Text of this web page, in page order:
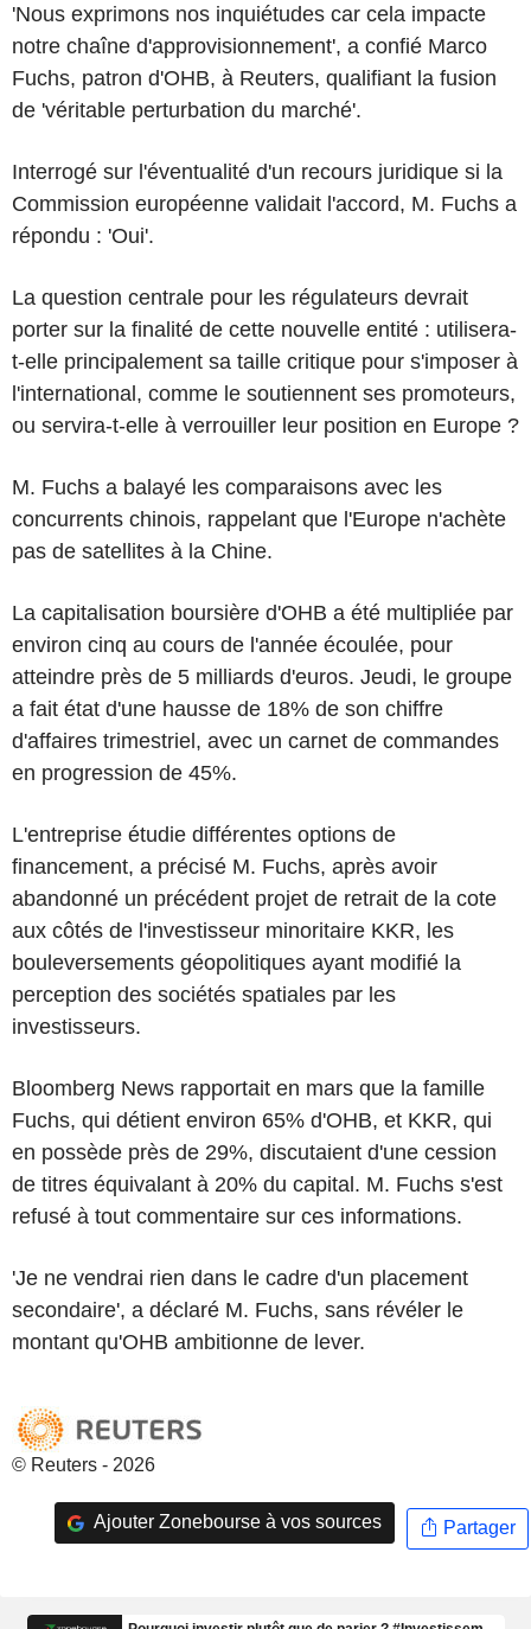
'Nous exprimons nos inquiétudes car cela impacte
notre chaîne d'approvisionnement', a confié Marco
Fuchs, patron d'OHB, à Reuters, qualifiant la fusion
de 'véritable perturbation du marché'.
Interrogé sur l'éventualité d'un recours juridique si la
Commission européenne validait l'accord, M. Fuchs a
répondu : 'Oui'.
La question centrale pour les régulateurs devrait
porter sur la finalité de cette nouvelle entité : utilisera-
t-elle principalement sa taille critique pour s'imposer à
l'international, comme le soutiennent ses promoteurs,
ou servira-t-elle à verrouiller leur position en Europe ?
M. Fuchs a balayé les comparaisons avec les
concurrents chinois, rappelant que l'Europe n'achète
pas de satellites à la Chine.
La capitalisation boursière d'OHB a été multipliée par
environ cinq au cours de l'année écoulée, pour
atteindre près de 5 milliards d'euros. Jeudi, le groupe
a fait état d'une hausse de 18% de son chiffre
d'affaires trimestriel, avec un carnet de commandes
en progression de 45%.
L'entreprise étudie différentes options de
financement, a précisé M. Fuchs, après avoir
abandonné un précédent projet de retrait de la cote
aux côtés de l'investisseur minoritaire KKR, les
bouleversements géopolitiques ayant modifié la
perception des sociétés spatiales par les
investisseurs.
Bloomberg News rapportait en mars que la famille
Fuchs, qui détient environ 65% d'OHB, et KKR, qui
en possède près de 29%, discutaient d'une cession
de titres équivalant à 20% du capital. M. Fuchs s'est
refusé à tout commentaire sur ces informations.
'Je ne vendrai rien dans le cadre d'un placement
secondaire', a déclaré M. Fuchs, sans révéler le
montant qu'OHB ambitionne de lever.
© Reuters - 2026
Ajouter Zonebourse à vos sources Partager